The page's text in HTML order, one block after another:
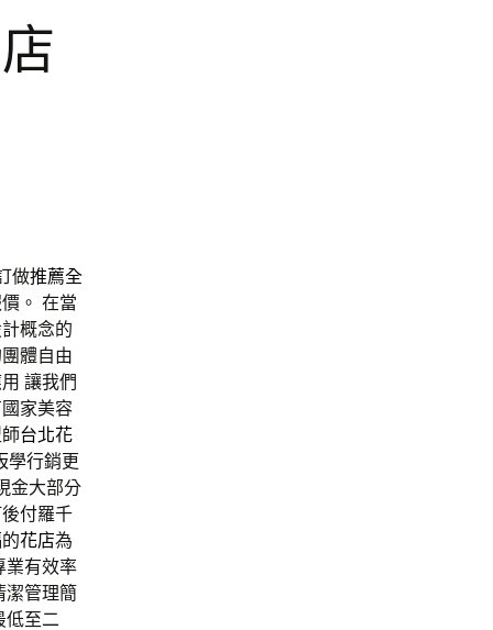
做推薦全
。 在當
概念的
體自由
讓我們
家美容
台北花
學行銷更
金大部分
付羅千
花店為
業有效率
潔管理簡
低至二